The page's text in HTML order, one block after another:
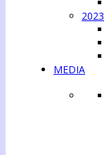
2023
MEDIA